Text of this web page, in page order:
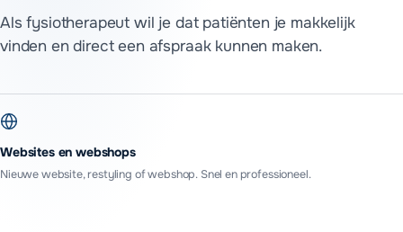
Als fysiotherapeut wil je dat patiënten je makkelijk
vinden en direct een afspraak kunnen maken.
Websites en webshops
Nieuwe website, restyling of webshop. Snel en professioneel.